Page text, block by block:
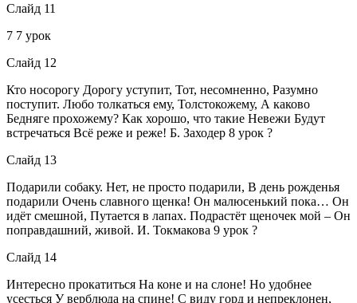
Слайд 11
7 7 урок
Слайд 12
Кто носорогу Дорогу уступит, Тот, несомненно, Разумно
поступит. Любо толкаться ему, Толстокожему, А каково
Бедняге прохожему? Как хорошо, что такие Невежи Будут
встречаться Всё реже и реже! Б. Заходер 8 урок ?
Слайд 13
Подарили собаку. Нет, не просто подарили, В день рожденья
подарили Очень славного щенка! Он малюсенький пока… Он
идёт смешной, Путается в лапах. Подрастёт щеночек мой – Он
поправдашний, живой. И. Токмакова 9 урок ?
Слайд 14
Интересно прокатиться На коне и на слоне! Но удобнее
усесться У верблюда на спине! С виду горд и непреклонен,